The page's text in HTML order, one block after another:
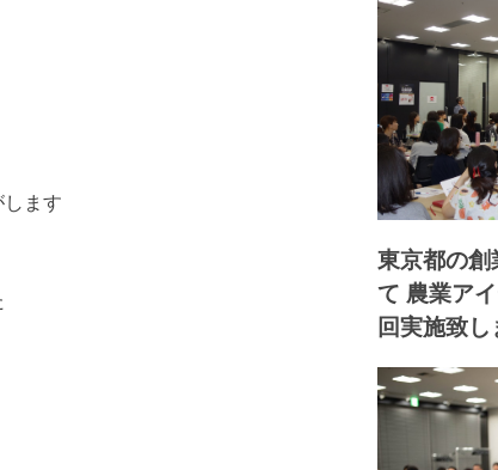
ま す
東京都の
て 農業ア
回実施致し